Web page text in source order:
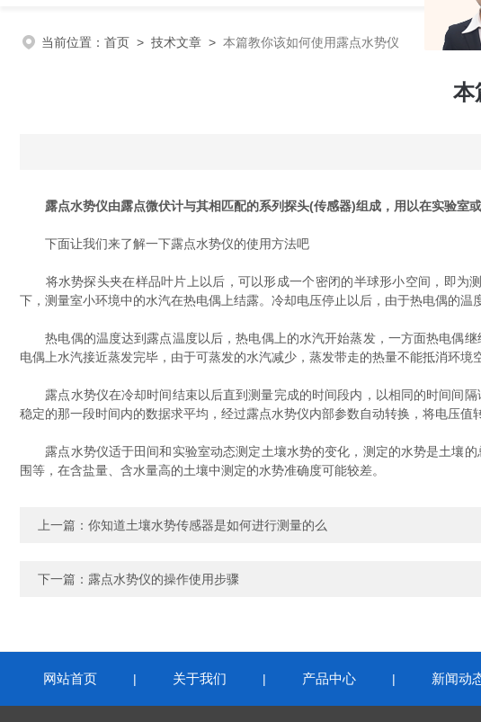
当前位置： 首页 > 技术文章 > 本篇教你该如何使用露点水势仪
本
露点水势仪由露点微伏计与其相匹配的系列探头(传感器)组成，用以在实验室
下面让我们来了解一下露点水势仪的使用方法吧
将水势探头夹在样品叶片上以后，可以形成一个密闭的半球形小空间，即为
下，测量室小环境中的水汽在热电偶上结露。冷却电压停止以后，由于热电偶的
热电偶的温度达到露点温度以后，热电偶上的水汽开始蒸发，一方面热电偶继
电偶上水汽接近蒸发完毕，由于可蒸发的水汽减少，蒸发带走的热量不能抵消环境
露点水势仪在冷却时间结束以后直到测量完成的时间段内，以相同的时间间隔
稳定的那一段时间内的数据求平均，经过露点水势仪内部参数自动转换，将电压
露点水势仪适于田间和实验室动态测定土壤水势的变化，测定的水势是土壤的
围等，在含盐量、含水量高的土壤中测定的水势准确度可能较差。
上一篇： 你知道土壤水势传感器是如何进行测量的么
下一篇： 露点水势仪的操作使用步骤
网站首页 | 关于我们 | 产品中心 | 新闻动